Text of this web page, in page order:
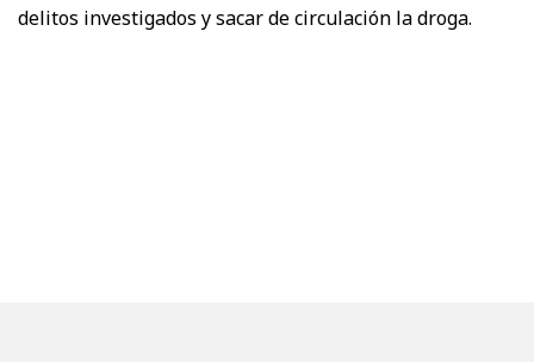
delitos investigados y sacar de circulación la droga.